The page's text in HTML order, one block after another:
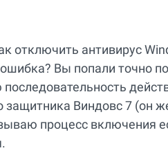
отключить антивирус
Вы попали точно
последовательность
защитника Виндовс 7 (он
процесс включения